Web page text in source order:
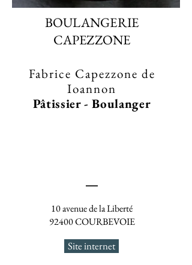
BOULANGERIE
CAPEZZONE
Fabrice Capezzone de
Ioannon
Pâtissier - Boulanger
10 avenue de la Liberté
92400 COURBEVOIE
Site internet